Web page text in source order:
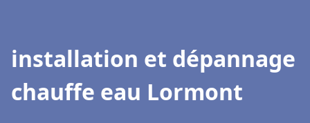
installation et dépannage
chauffe eau Lormont